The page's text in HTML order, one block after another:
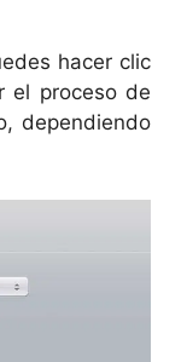
hacer clic
el proceso de
dependiendo